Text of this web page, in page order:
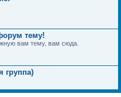
тему!
вам тему, вам сюда.
группа)